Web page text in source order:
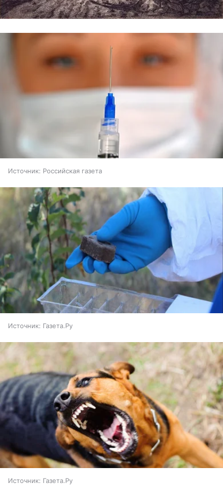
Источник: Российская газета
Источник: Газета.Ру
Источник: Газета.Ру